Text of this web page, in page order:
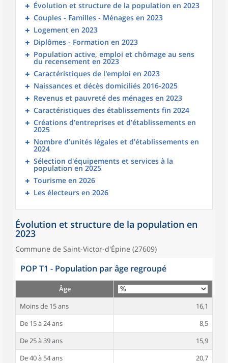
Évolution et structure de la population en 2023
Couples - Familles - Ménages en 2023
Logement en 2023
Diplômes - Formation en 2023
Population active, emploi et chômage au sens
du recensement en 2023
Caractéristiques de l'emploi en 2023
Naissances et décès domiciliés 2016-2025
Revenus et pauvreté des ménages en 2023
Caractéristiques des établissements fin 2024
Créations d’entreprises et d’établissements en
2025
Nombre d’unités légales et d’établissements en
2024
Sélection d'équipements et services à la
population en 2025
Tourisme en 2026
Les électeurs en 2026
Évolution et structure de la population en
2023
Commune de Saint-Victor-d'Épine (27609)
POP T1 - Population par âge regroupé
Âge
Moins de 15 ans
16,1
De 15 à 24 ans
8,5
De 25 à 39 ans
15,9
De 40 à 54 ans
20,7